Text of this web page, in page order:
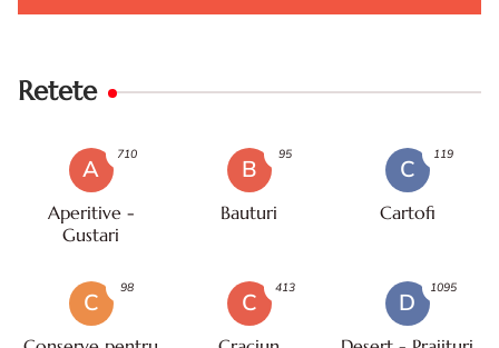
Retete
A
Aperitive -
Gustari
710
B
Bauturi
95
C
Cartofi
119
C
98
C
413
D
1095